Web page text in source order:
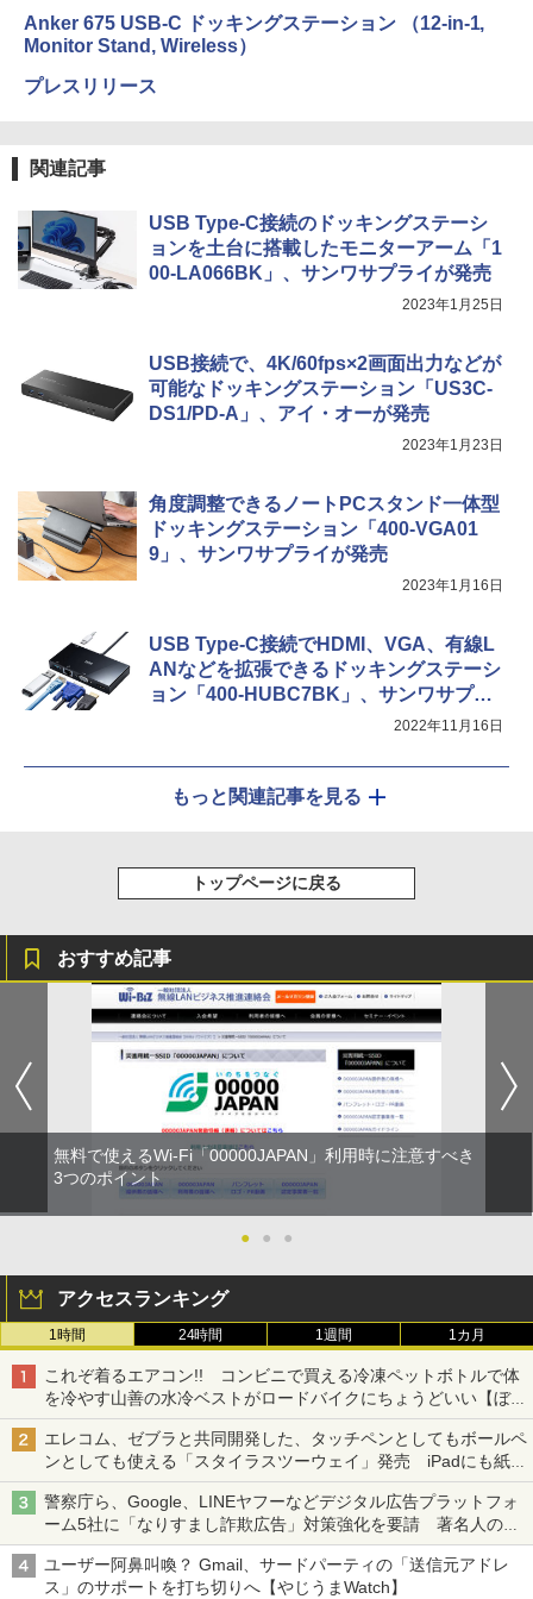
Anker 675 USB-C ドッキングステーション （12-in-1,
Monitor Stand, Wireless）
プレスリリース
関連記事
USB Type-C接続のドッキングステーシ
ョンを土台に搭載したモニターアーム「1
00-LA066BK」、サンワサプライが発売
2023年1月25日
USB接続で、4K/60fps×2画面出力などが
可能なドッキングステーション「US3C-
DS1/PD-A」、アイ・オーが発売
2023年1月23日
角度調整できるノートPCスタンド一体型
ドッキングステーション「400-VGA01
9」、サンワサプライが発売
2023年1月16日
USB Type-C接続でHDMI、VGA、有線L
ANなどを拡張できるドッキングステーシ
ョン「400-HUBC7BK」、サンワサプラ
2022年11月16日
もっと関連記事を見る
トップページに戻る
おすすめ記事
無料で使えるWi-Fi「00000JAPAN」利用時に注意すべき
3つのポイント
● ● ●
アクセスランキング
1時間 24時間 1週間 1カ月
これぞ着るエアコン!! コンビニで買える冷凍ペットボトルで体
を冷やす山善の水冷ベストがロードバイクにちょうどいい【ぼっ
ち・ざ・ろーど！その14】【空いた時間でなにしてる？】
エレコム、ゼブラと共同開発した、タッチペンとしてもボールペ
ンとしても使える「スタイラスツーウェイ」発売 iPadにも紙に
も、持ち替えずに書き込める
警察庁ら、Google、LINEヤフーなどデジタル広告プラットフォ
ーム5社に「なりすまし詐欺広告」対策強化を要請 著名人の写
真や映像を使った投資詐欺などへの対策として
ユーザー阿鼻叫喚？ Gmail、サードパーティの「送信元アドレ
ス」のサポートを打ち切りへ【やじうまWatch】